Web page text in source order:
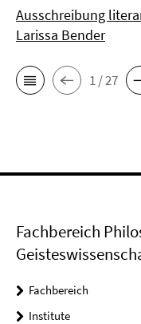
Ausschreibung
Larissa Bender
1 / 27
Fachbereich
Fachbereich
Institute